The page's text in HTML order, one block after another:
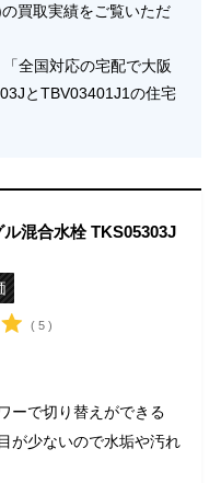
買取実績をご覧いただ
全国対応の宅配で大阪
とTBV03401J1の住宅
混合水栓 TKS05303J
( 5 )
ーで切り替えができる
が少ないので水垢や汚れ